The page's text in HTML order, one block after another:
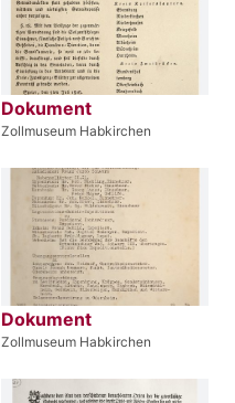
Dokument
Zollmuseum Habkirchen
Dokument
Zollmuseum Habkirchen